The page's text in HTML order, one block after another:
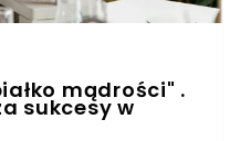
mądrości" .
sukcesy w